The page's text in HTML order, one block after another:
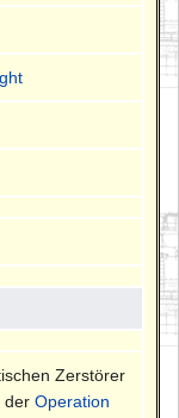
Zerstörer
derOperation